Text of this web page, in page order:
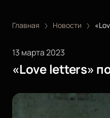
Главная Новости
13 марта 2023
«Love letters»